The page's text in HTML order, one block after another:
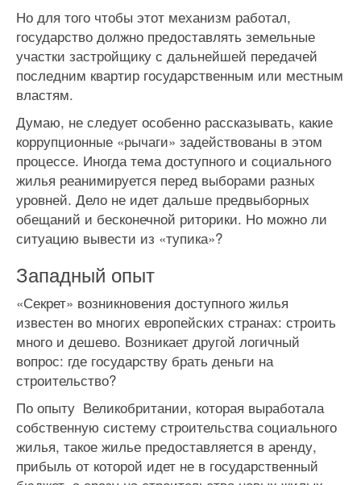
Но для того чтобы этот механизм работал,
государство должно предоставлять земельные
участки застройщику с дальнейшей передачей
последним квартир государственным или местным
властям.
Думаю, не следует особенно рассказывать, какие
коррупционные «рычаги» задействованы в этом
процессе. Иногда тема доступного и социального
жилья реанимируется перед выборами разных
уровней. Дело не идет дальше предвыборных
обещаний и бесконечной риторики. Но можно ли
ситуацию вывести из «тупика»?
Западный опыт
«Секрет» возникновения доступного жилья
известен во многих европейских странах: строить
много и дешево. Возникает другой логичный
вопрос: где государству брать деньги на
строительство?
По опыту Великобритании, которая выработала
собственную систему строительства социального
жилья, такое жилье предоставляется в аренду,
прибыль от которой идет не в государственный